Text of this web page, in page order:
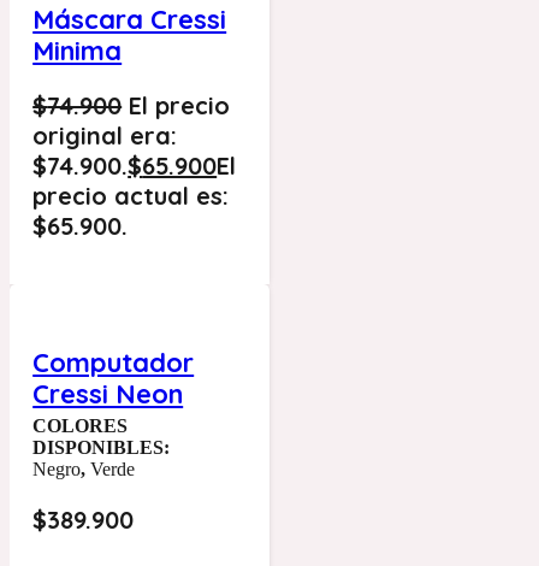
Máscara Cressi
Minima
$74.900 El precio
original era:
$74.900.$65.900El
precio actual es:
$65.900.
Computador
Cressi Neon
COLORES
DISPONIBLES:
Negro,Verde
$389.900